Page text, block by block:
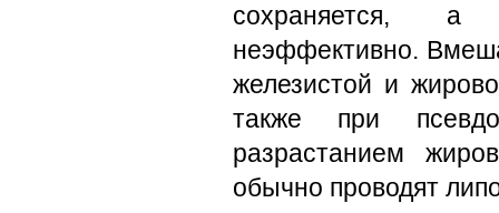
сохраняется, а
неэффективно.
железистой и
также при
разрастанием
обычно проводят